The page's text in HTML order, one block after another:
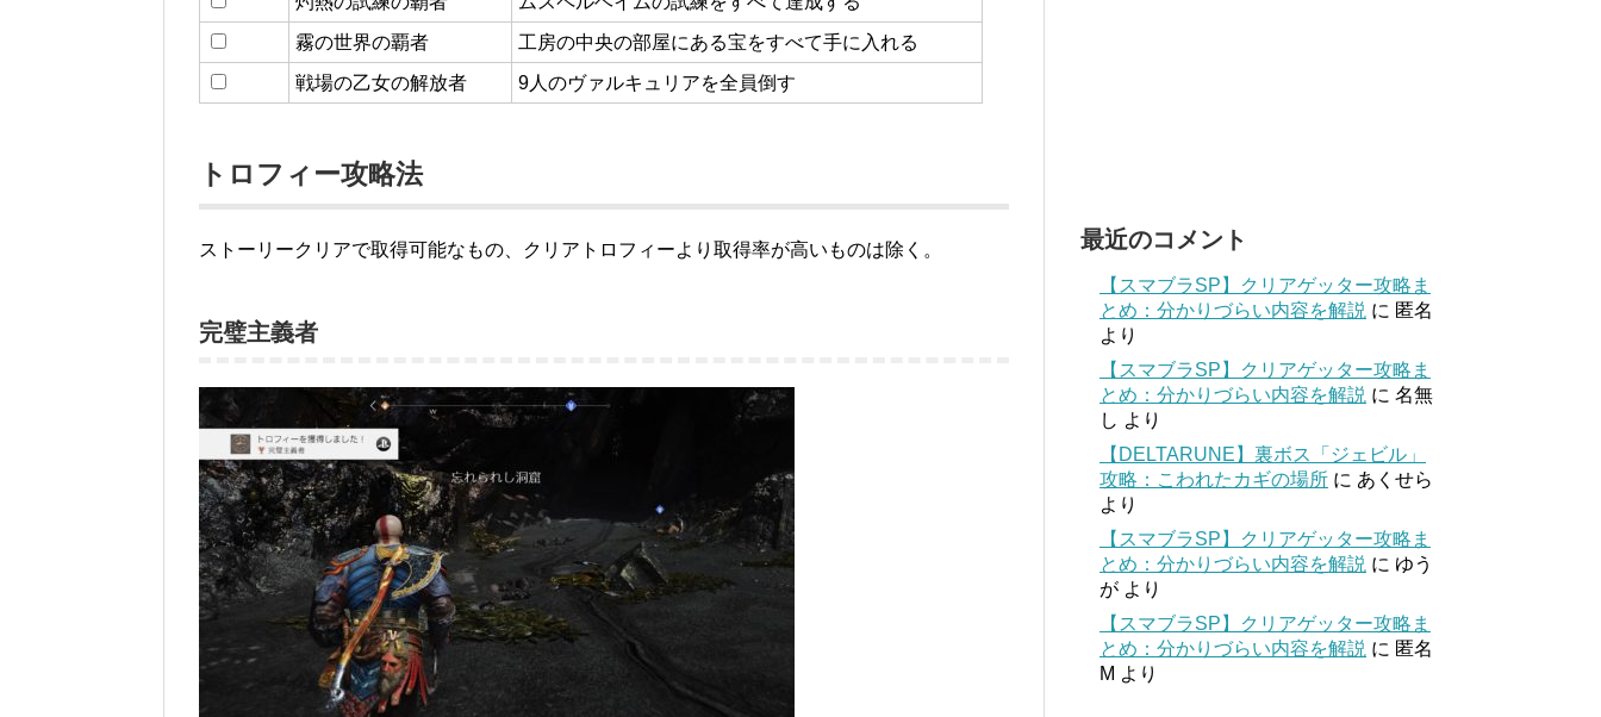
霧の世界の覇者
工房の中央の部屋にある宝をすべて手に入れる
戦場の乙女の解放者
9人のヴァルキュリアを全員倒す
トロフィー攻略法
ストーリークリアで取得可能なもの、クリアトロフィーより取得率が高いものは除く。
完璧主義者
最近のコメント
【スマブラSP】クリアゲッター攻略ま
とめ：分かりづらい内容を解説 に 匿名
より
【スマブラSP】クリアゲッター攻略ま
とめ：分かりづらい内容を解説 に 名無
し より
【DELTARUNE】裏ボス「ジェビル」
攻略：こわれたカギの場所 に あくせら
より
【スマブラSP】クリアゲッター攻略ま
とめ：分かりづらい内容を解説 に ゆう
が より
【スマブラSP】クリアゲッター攻略ま
とめ：分かりづらい内容を解説 に 匿名
M より